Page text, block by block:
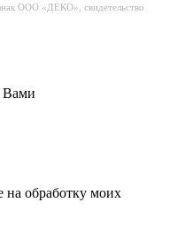
ООО «ДЕКО», свидетельство
Вами
на обработку моих